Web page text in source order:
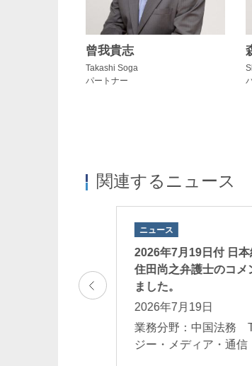
曾我貴志
Takashi Soga
パートナー
Naosuke Fujita
パートナー
関連するニュース
載されました。
ニュース
2026年7月19日付 日
住田尚之弁護士のコメ
ました。
2026年7月19日
業務分野：中国法務
ジー・メディア・通